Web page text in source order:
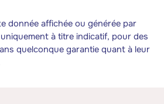
donnée affichée ou générée par
à titre indicatif, pour des
quelconque garantie quant à leur